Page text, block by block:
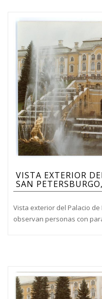
VISTA EXTERIOR
SAN
Vista exterior del Palacio
observan personas con